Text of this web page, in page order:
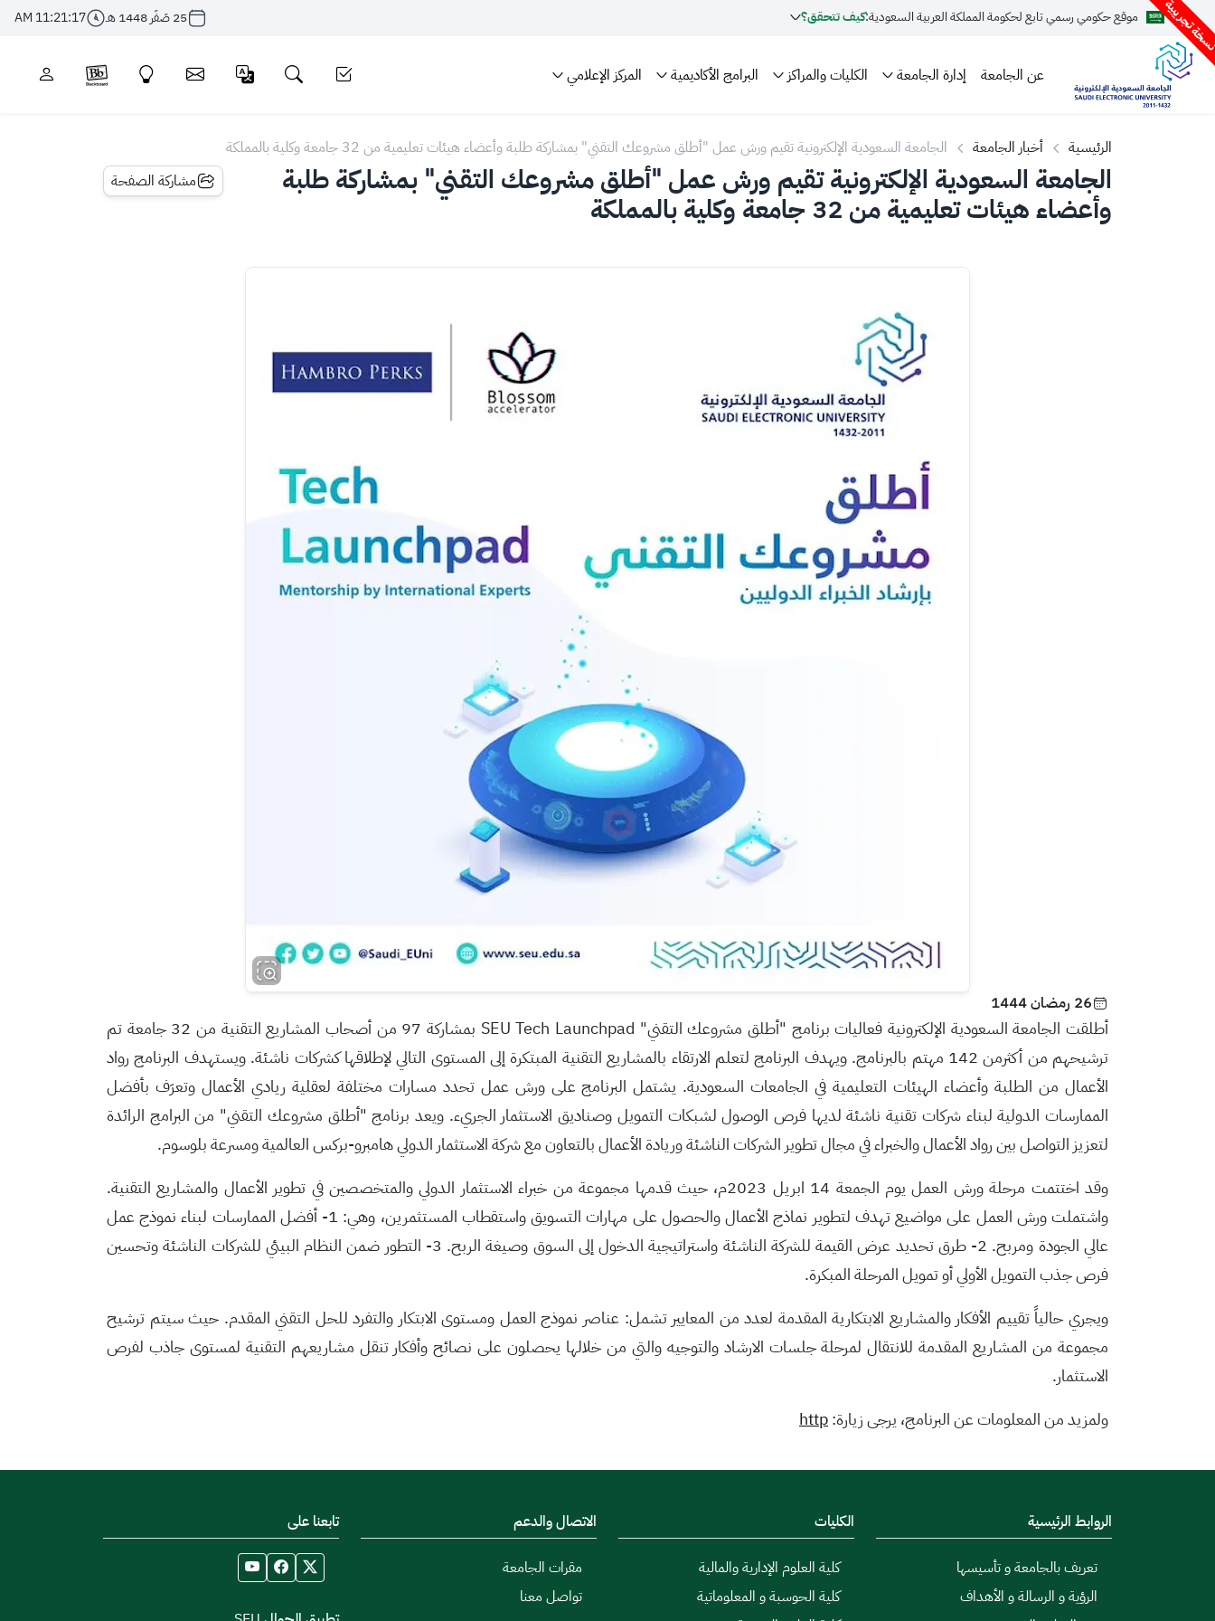
تجريبية موقع حكومي رسمي تابع لحكومة المملكة العربية السعودية:كيف تتحقق؟ 25 صَفَر 1448 هـ 11:21:17 AM
عن الجامعة إدارة الجامعة الكليات والمراكز البرامج الأكاديمية المركز الإعلامي
الرئيسية أخبار الجامعة الجامعة السعودية الإلكترونية تقيم ورش عمل "أطلق مشروعك التقني" بمشاركة طلبة وأعضاء هيئات تعليمية من 32 جامعة وكلية بالمملكة
الجامعة السعودية الإلكترونية تقيم ورش عمل "أطلق مشروعك التقني" بمشاركة طلبة
وأعضاء هيئات تعليمية من 32 جامعة وكلية بالمملكة
مشاركة الصفحة
26 رمضان 1444
أطلقت الجامعة السعودية الإلكترونية فعاليات برنامج "أطلق مشروعك التقني" SEU Tech Launchpad بمشاركة 97 من أصحاب المشاريع التقنية من 32 جامعة
تم
ترشيحهم من أكثرمن 142 مهتم بالبرنامج. ويهدف البرنامجلتعلم الارتقاء بالمشاريع التقنية المبتكرة إلى المستوى التالي لإطلاقها كشركات ناشئة.ويستهدف البرنامجرواد
الأعمال منالطلبة وأعضاء الهيئات التعليميةفي الجامعات السعودية. يشتمل البرنامج على ورش عمل تحدد مسارات مختلفة لعقلية ريادي الأعمال وتعرَف بأفضل
الممارسات الدولية لبناء شركات تقنية ناشئة لديها فرص الوصول لشبكات التمويل وصناديق الاستثمار الجريء. ويعد برنامج "أطلق مشروعك التقني" من البرامج الرائدة
لتعزيز التواصل بين رواد الأعمال والخبراء في مجال تطوير الشركات الناشئة وريادة الأعمال بالتعاون مع شركة الاستثمار الدوليهامبرو-بركس العالمية ومسرعةبلوسوم.
وقد اختتمت مرحلة ورش العمل يوم الجمعة 14 ابريل 2023م
، حيثقدمها مجموعة من خبراء الاستثمار الدولي والمتخصصين في تطوير الأعمال والمشاريع التقنية.
واشتملت ورش العمل على مواضيع تهدف لتطوير نماذج الأعمال والحصول على مهارات التسويق واستقطاب المستثمرين، وهي: 1- أفضل الممارسات لبناء نموذج عمل
عالي الجودة ومربح. 2- طرق تحديد عرض القيمة للشركة الناشئة واستراتيجية الدخول إلى السوق وصيغة الربح. 3- التطور ضمن النظام البيئي للشركات الناشئة وتحسين
فرص جذب التمويل الأولي أو تمويل المرحلة المبكرة.
ويجري حالياً تقييم الأفكار والمشاريع الابتكارية المقدمة لعدد من المعايير تشمل: عناصر نموذج العمل ومستوى الابتكار والتفرد للحل التقني المقدم. حيث سيتم ترشيح
مجموعة من المشاريع المقدمة للانتقال لمرحلة جلسات الارشاد والتوجيه والتي من خلالها يحصلون على نصائح وأفكار تنقل مشاريعهم التقنية لمستوى جاذب لفرص
الاستثمار.
ولمزيد من المعلومات عن البرنامج، يرجى زيارة:http
الروابط الرئيسية
تعريف بالجامعة و تأسيسها
الرؤية و الرسالة و الأهداف
الكليات
كلية العلوم الإدارية والمالية
كلية الحوسبة و المعلوماتية
الاتصال والدعم
مقرات الجامعة
تواصل معنا
تابعنا على